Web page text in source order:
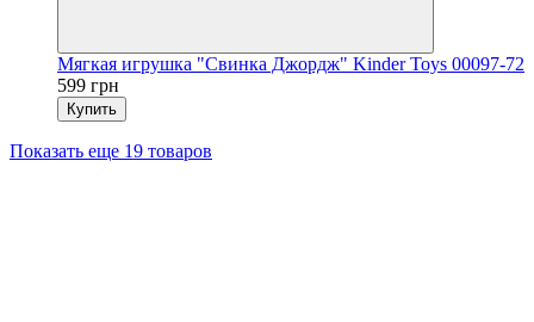
Мягкая игрушка "Свинка Джордж" Kinder Toys 00097-72
599 грн
Купить
Показать еще 19 товаров